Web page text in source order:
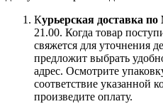
Курьерская доставка
21.00. Когда товар
свяжется для уточнения
предложит выбрать
адрес. Осмотрите
соответствие указанной
произведите оплату.